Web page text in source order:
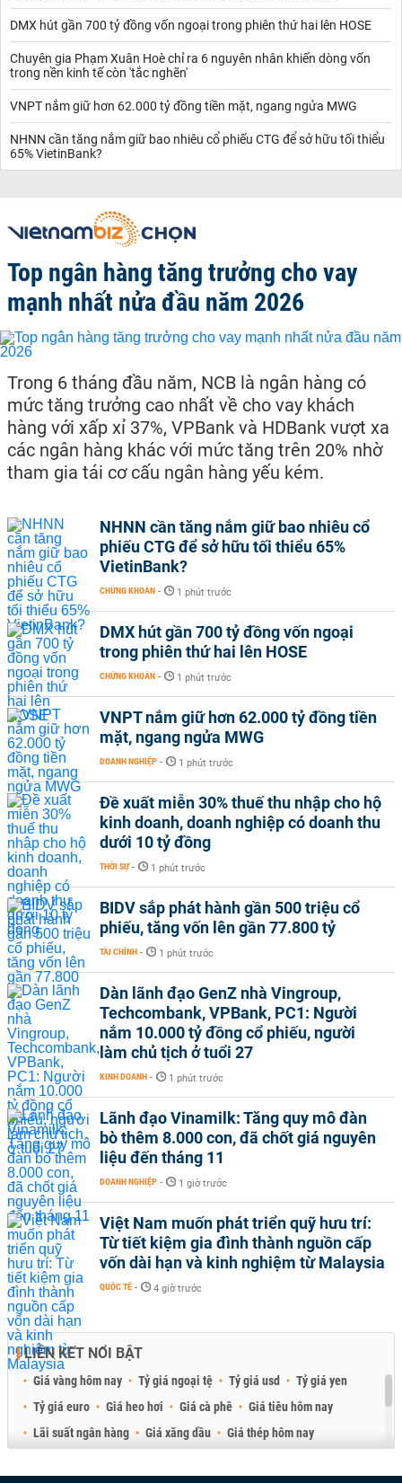
DMX hút gần 700 tỷ đồng vốn ngoại trong phiên thứ hai lên HOSE
Chuyên gia Phạm Xuân Hoè chỉ ra 6 nguyên nhân khiến dòng vốn
trong nền kinh tế còn 'tắc nghẽn'
VNPT nắm giữ hơn 62.000 tỷ đồng tiền mặt, ngang ngửa MWG
NHNN cần tăng nắm giữ bao nhiêu cổ phiếu CTG để sở hữu tối thiểu
65% VietinBank?
Top ngân hàng tăng trưởng cho vay
mạnh nhất nửa đầu năm 2026
Trong 6 tháng đầu năm, NCB là ngân hàng có
mức tăng trưởng cao nhất về cho vay khách
hàng với xấp xỉ 37%, VPBank và HDBank vượt xa
các ngân hàng khác với mức tăng trên 20% nhờ
tham gia tái cơ cấu ngân hàng yếu kém.
NHNN cần tăng nắm giữ bao nhiêu cổ
phiếu CTG để sở hữu tối thiểu 65%
VietinBank?
CHỨNG KHOÁN - 1 phút trước
DMX hút gần 700 tỷ đồng vốn ngoại
trong phiên thứ hai lên HOSE
CHỨNG KHOÁN - 1 phút trước
VNPT nắm giữ hơn 62.000 tỷ đồng tiền
mặt, ngang ngửa MWG
DOANH NGHIỆP - 1 phút trước
Đề xuất miễn 30% thuế thu nhập cho hộ
kinh doanh, doanh nghiệp có doanh thu
dưới 10 tỷ đồng
THỜI SỰ - 1 phút trước
BIDV sắp phát hành gần 500 triệu cổ
phiếu, tăng vốn lên gần 77.800 tỷ
TÀI CHÍNH - 1 phút trước
Dàn lãnh đạo GenZ nhà Vingroup,
Techcombank, VPBank, PC1: Người
nắm 10.000 tỷ đồng cổ phiếu, người
làm chủ tịch ở tuổi 27
KINH DOANH - 1 phút trước
Lãnh đạo Vinamilk: Tăng quy mô đàn
bò thêm 8.000 con, đã chốt giá nguyên
liệu đến tháng 11
DOANH NGHIỆP - 1 giờ trước
Việt Nam muốn phát triển quỹ hưu trí:
Từ tiết kiệm gia đình thành nguồn cấp
vốn dài hạn và kinh nghiệm từ Malaysia
QUỐC TẾ - 4 giờ trước
LIÊN KẾT NỔI BẬT
Giá vàng hôm nay Tỷ giá ngoại tệ Tỷ giá usd
Tỷ giá yen
Tỷ giá euro
Giá heo hơi Giá cà phê
Giá tiêu hôm nay
Lãi suất ngân hàng
Giá xăng dầu
Giá thép hôm nay